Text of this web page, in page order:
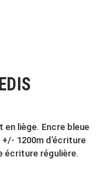
en liège. Encre bleue
1200m d’écriture
écriture régulière.